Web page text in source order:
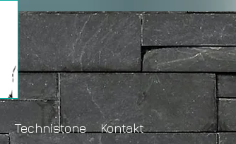
Technistone Kontakt